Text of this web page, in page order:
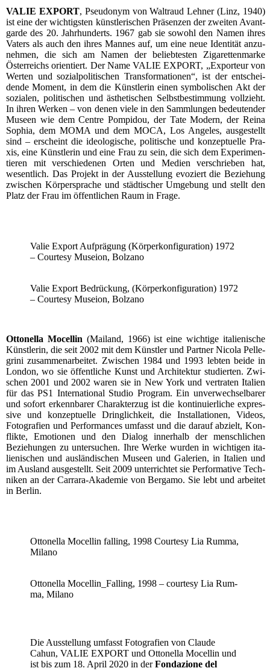
VALIE EXPORT, Pseud­onym von Wal­traud Leh­ner (Linz, 1940)
ist eine der wich­tigs­ten künst­le­ri­schen Prä­sen­zen der zwei­ten Avant­
gar­de des 20. Jahr­hun­derts. 1967 gab sie sowohl den Namen ihres
Vaters als auch den ihres Man­nes auf, um eine neue Iden­ti­tät anzu­
neh­men, die sich am Namen der belieb­tes­ten Ziga­ret­ten­mar­ke
Öster­reichs ori­en­tiert. Der Name VALIE EXPORT, „Expor­teur von
Wer­ten und sozi­al­po­li­ti­schen Trans­for­ma­tio­nen“, ist der ent­schei­
den­de Moment, in dem die Künst­le­rin einen sym­bo­li­schen Akt der
sozia­len, poli­ti­schen und ästhe­ti­schen Selbst­be­stim­mung voll­zieht.
In ihren Wer­ken – von denen vie­le in den Samm­lun­gen bedeu­ten­der
Muse­en wie dem Cent­re Pom­pi­dou, der Tate Modern, der Rei­na
Sophia, dem MOMA und dem MOCA, Los Ange­les, aus­ge­stellt
sind – erscheint die ideo­lo­gi­sche, poli­ti­sche und kon­zep­tu­el­le Pra­
xis, eine Künst­le­rin und eine Frau zu sein, die sich dem Expe­ri­men­
tie­ren mit ver­schie­de­nen Orten und Medi­en ver­schrie­ben hat,
wesent­lich. Das Pro­jekt in der Aus­stel­lung evo­ziert die Bezie­hung
zwi­schen Kör­per­spra­che und städ­ti­scher Umge­bung und stellt den
Platz der Frau im öffent­li­chen Raum in Frage.
Valie Export Auf­prä­gung (Kör­per­kon­fi­gu­ra­ti­on) 1972
– Cour­te­sy Mus­ei­on, Bolzano
Valie Export Bedrü­ckung, (Kör­per­kon­fi­gu­ra­ti­on) 1972
– Cour­te­sy Mus­ei­on, Bolzano
Otto­nella Mocel­lin (Mai­land, 1966) ist eine wich­ti­ge ita­lie­ni­sche
Künst­le­rin, die seit 2002 mit dem Künst­ler und Part­ner Nico­la Pel­le­
g­ri­ni zusam­men­ar­bei­tet. Zwi­schen 1984 und 1993 leb­ten bei­de in
Lon­don, wo sie öffent­li­che Kunst und Archi­tek­tur stu­dier­ten. Zwi­
schen 2001 und 2002 waren sie in New York und ver­tra­ten Ita­li­en
für das PS1 Inter­na­tio­nal Stu­dio Pro­gram. Ein unver­wech­sel­ba­rer
und sofort erkenn­ba­rer Cha­rak­ter­zug ist die kon­ti­nu­ier­li­che expres­
si­ve und kon­zep­tu­el­le Dring­lich­keit, die Instal­la­tio­nen, Vide­os,
Foto­gra­fien und Per­for­man­ces umfasst und die dar­auf abzielt, Kon­
flik­te, Emo­tio­nen und den Dia­log inner­halb der mensch­li­chen
Bezie­hun­gen zu unter­su­chen. Ihre Wer­ke wur­den in wich­ti­gen ita­
lie­ni­schen und aus­län­di­schen Muse­en und Gale­rien, in Ita­li­en und
im Aus­land aus­ge­stellt. Seit 2009 unter­rich­tet sie Per­for­ma­ti­ve Tech­
ni­ken an der Car­ra­ra-Aka­de­mie von Ber­ga­mo. Sie lebt und arbei­tet
in Berlin.
Otto­nella Mocel­lin fal­ling, 1998 Cour­te­sy Lia Rum­ma,
Milano
Otto­nella Mocellin_Falling, 1998 – cour­te­sy Lia Rum­
ma, Milano
Die Aus­stel­lung umfasst Foto­gra­fien von Clau­de
Cahun, VALIE EXPORT und Otto­nella Mocel­lin und
ist bis zum 18. April 2020 in derFon­da­zio­ne del